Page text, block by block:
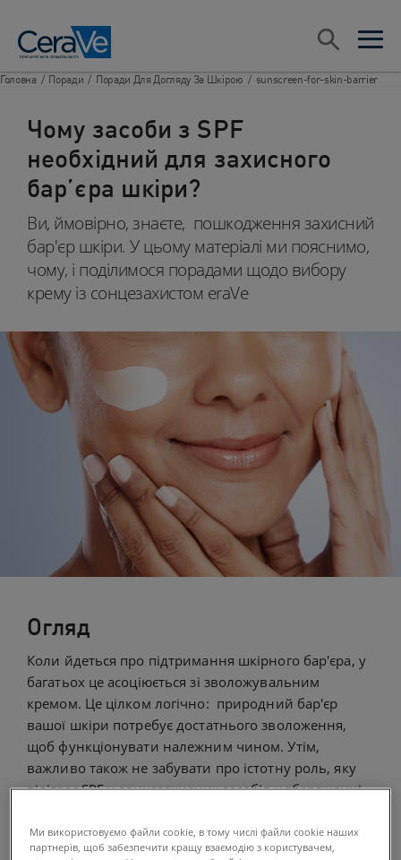
open
open
ПОШУК​
Головна / Поради / Поради Для Догляду За Шкірою​ / sunscreen-for-skin-barrier
Чому засоби з SPF
необхідний для захисного
бар’єра шкіри?
Ви, ймовірно, знаєте, пошкодження захисний
бар'єр шкіри. У цьому матеріалі ми пояснимо,
чому, і поділимося порадами щодо вибору
крему із сонцезахистом eraVe
Огляд
Коли йдеться про підтримання шкірного бар'єра, у
багатьох це асоціюється зі зволожувальним
кремом. Це цілком логічно: природний бар'єр
вашої шкіри потребує достатнього зволоження,
щоб функціонувати належним чином. Утім,
важливо також не забувати про істотну роль, яку
відіграє SPF у сонцезахисних засобів у збереженні
SPF має принципове значення для підтримання
Ми використовуємо файли cookie, в тому числі файли cookie наших
партнерів, щоб забезпечити кращу взаємодію з користувачем,